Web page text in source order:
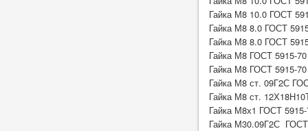
Гайка М8 10.0 ГОСТ
Гайка М8 8.0 ГОСТ
Гайка М8 8.0 ГОСТ
Гайка М8 ГОСТ 5915-70
Гайка М8 ГОСТ 5915-
Гайка М8 ст. 09Г2С
Гайка М8 ст.
Гайка М8х1 ГОСТ
Гайка М30.09Г2С